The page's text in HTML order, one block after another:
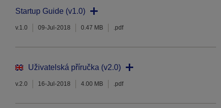
Startup Guide (v1.0)
v.1.0 09-Jul-2018 0.47 MB .pdf
Uživatelská příručka (v2.0)
v.2.0 16-Jul-2018 4.00 MB .pdf